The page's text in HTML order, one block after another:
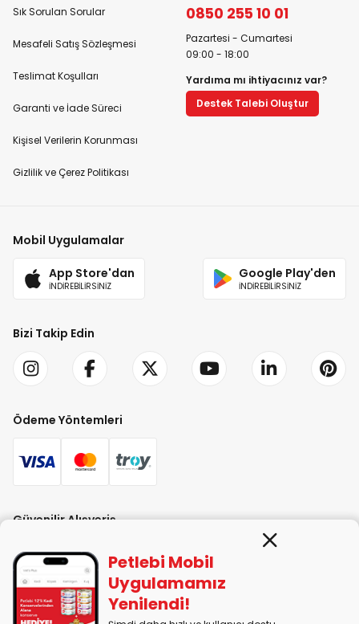
Sık Sorulan Sorular
Mesafeli Satış Sözleşmesi
Teslimat Koşulları
Garanti ve İade Süreci
Kişisel Verilerin Korunması
Gizlilik ve Çerez Politikası
0850 255 10 01
Pazartesi - Cumartesi
09:00 - 18:00
Yardıma mı ihtiyacınız var?
Destek Talebi Oluştur
Mobil Uygulamalar
App Store'dan
İNDİREBİLİRSİNİZ
Google Play'den
İNDİREBİLİRSİNİZ
Bizi Takip Edin
Ödeme Yöntemleri
Güvenilir Alışveriş
Petlebi Mobil
Uygulamamız
Yenilendi!